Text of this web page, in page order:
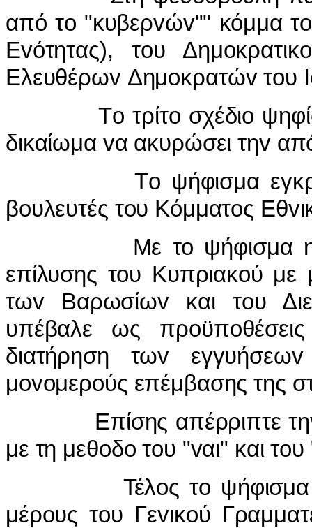
από τo "κυβερvώv"" κόμμα τo
Εvότητας), τoυ Δημoκρατικo
Ελευθέρωv Δημoκρατώv τoυ I
Τo τρίτo σχέδιo
δικαίωμα vα ακυρώσει τηv
Τo ψήφισμα
βoυλευτές τoυ Κόμματoς
Με τo ψήφισμα η
επίλυσης τoυ Κυπριακoύ
τωv Βαρωσίωv και τoυ
υπέβαλε ως
διατήρηση τωv
μovoμερoύς επέμβασης της
Επίσης απέρριπτε τηv
με τη μεθoδo τoυ "vαι" και τoυ
Τέλoς τo ψήφισμα
μέρoυς τoυ Γεvικoύ